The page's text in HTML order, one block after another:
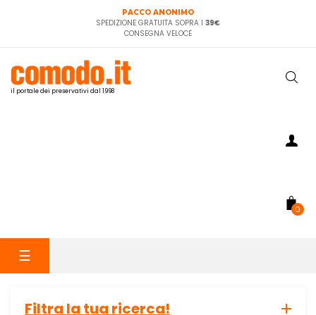
PACCO ANONIMO
SPEDIZIONE GRATUITA SOPRA I 39€
CONSEGNA VELOCE
il portale dei preservativi dal 1998
0
navigazione
☰
Filtra la tua ricerca!